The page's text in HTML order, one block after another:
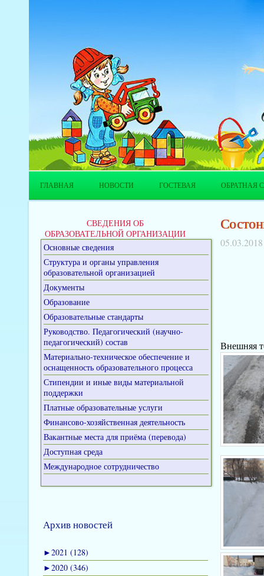
ГЛАВНАЯ НОВОСТИ ГОСТЕВАЯ ОБРАТНАЯ
СВЕДЕНИЯ ОБ
ОБРАЗОВАТЕЛЬНОЙ ОРГАНИЗАЦИИ
Основные сведения
Структура и органы управления
образовательной организацией
Документы
Образование
Образовательные стандарты
Руководство. Педагогический (научно-
педагогический) состав
Материально-техническое обеспечение и
оснащенность образовательного процесса
Стипендии и иные виды материальной
поддержки
Платные образовательные услуги
Финансово-хозяйственная деятельность
Вакантные места для приёма (перевода)
Доступная среда
Международное сотрудничество
Архив новостей
►2021 (128)
►2020 (346)
05.03.2018
Внешняя